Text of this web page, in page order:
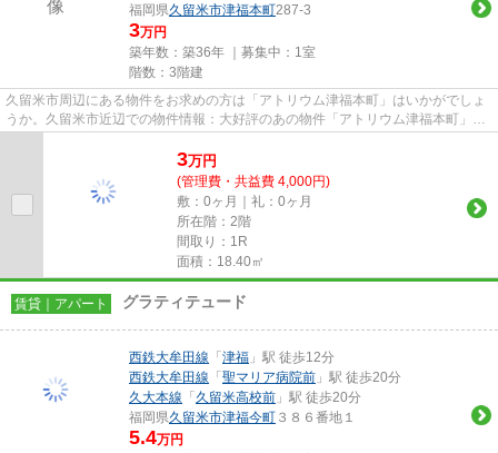
福岡県久留米市津福本町287-3
3万円
築年数：築36年 ｜募集中： 1室
階数：3階建
久留米市周辺にある物件をお求めの方は「アトリウム津福本町」はいかがでしょ
うか。久留米市近辺での物件情報：大好評のあの物件「アトリウム津福本町」。
魅力的で眺望良好な場所です...
3万円
(管理費・共益費 4,000円)
敷：0ヶ月｜礼：0ヶ月
所在階：2階
間取り：1R
面積：18.40㎡
賃貸｜アパート グラティテュード
西鉄大牟田線 「津福 」駅 徒歩12分
西鉄大牟田線 「聖マリア病院前 」駅 徒歩20分
久大本線 「久留米高校前 」駅 徒歩20分
福岡県久留米市津福今町 ３８６番地１
5.4万円